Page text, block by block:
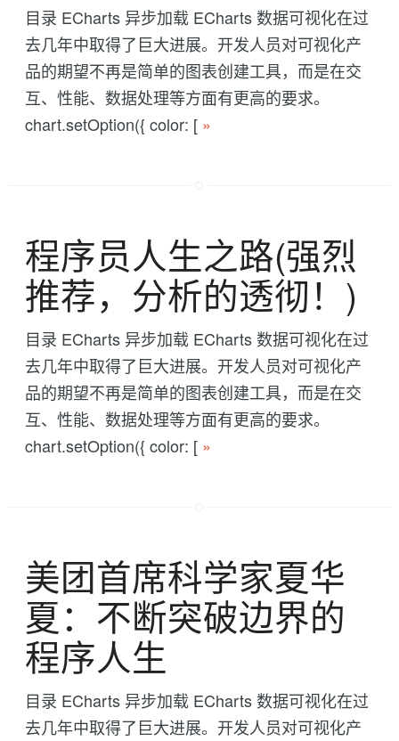
目录 ECharts 异步加载 ECharts 数据可视化在过
去几年中取得了巨大进展。开发人员对可视化产
品的期望不再是简单的图表创建工具，而是在交
互、性能、数据处理等方面有更高的要求。
chart.setOption({ color: [ »
程序员人生之路(强烈
推荐，分析的透彻！)
目录 ECharts 异步加载 ECharts 数据可视化在过
去几年中取得了巨大进展。开发人员对可视化产
品的期望不再是简单的图表创建工具，而是在交
互、性能、数据处理等方面有更高的要求。
chart.setOption({ color: [ »
美团首席科学家夏华
夏：不断突破边界的
程序人生
目录 ECharts 异步加载 ECharts 数据可视化在过
去几年中取得了巨大进展。开发人员对可视化产